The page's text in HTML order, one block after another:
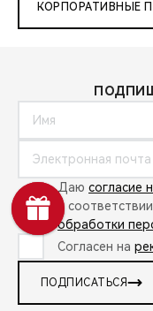
КОРПОРАТИВНЫЕ
Даю согласие
в
обработки
Согласен на
ПОДПИСАТЬСЯ